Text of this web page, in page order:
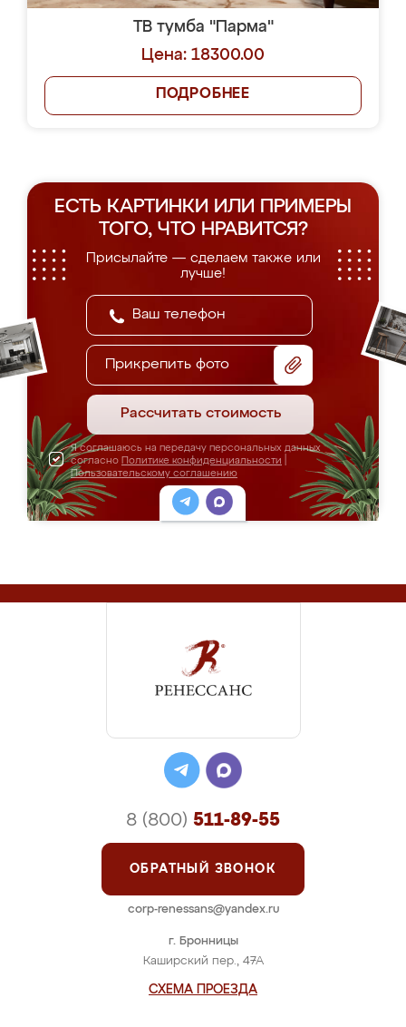
ТВ тумба "Парма"
Цена: 18300.00
ПОДРОБНЕЕ
ЕСТЬ КАРТИНКИ ИЛИ ПРИМЕРЫ
ТОГО, ЧТО НРАВИТСЯ?
Присылайте — сделаем также или
лучше!
Прикрепить фото
Рассчитать стоимость
Я соглашаюсь на передачу персональных данных
согласно Политике конфиденциальности
Пользовательскому соглашению
г. Бронницы
Каширский пер., 47А
СХЕМА ПРОЕЗДА
8 (800) 511-89-55
ОБРАТНЫЙ ЗВОНОК
corp-renessans@yandex.ru